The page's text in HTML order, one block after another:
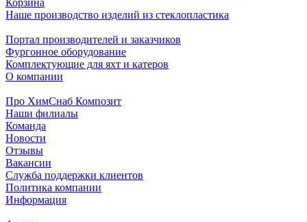
Наше производство изделий из стеклопластика
Портал производителей и заказчиков
Фургонное оборудование
Комплектующие для яхт и катеров
О компании
Про ХимСнаб Композит
Наши филиалы
Команда
Новости
Отзывы
Вакансии
Служба поддержки клиентов
Политика компании
Информация